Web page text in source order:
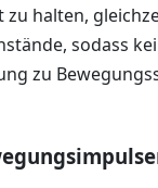
halten,
sodass
zu